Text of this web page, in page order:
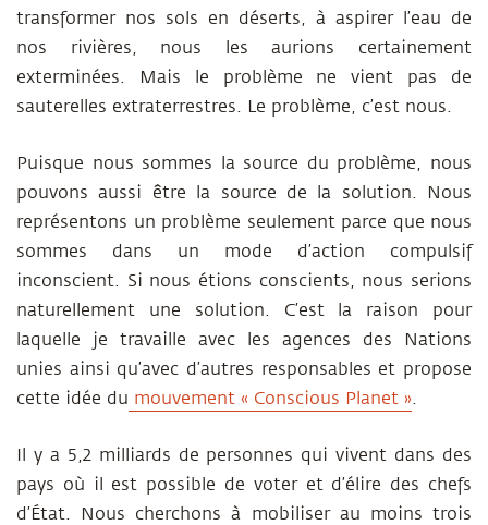
transformer nos sols en déserts, à aspirer l’eau de
nos rivières, nous les aurions certainement
exterminées. Mais le problème ne vient pas de
sauterelles extraterrestres. Le problème, c’est nous.
Puisque nous sommes la source du problème, nous
pouvons aussi être la source de la solution. Nous
représentons un problème seulement parce que nous
sommes dans un mode d’action compulsif
inconscient. Si nous étions conscients, nous serions
naturellement une solution. C’est la raison pour
laquelle je travaille avec les agences des Nations
unies ainsi qu’avec d’autres responsables et propose
cette idée du mouvement « Conscious Planet ».
Il y a 5,2 milliards de personnes qui vivent dans des
pays où il est possible de voter et d’élire des chefs
d’État. Nous cherchons à mobiliser au moins trois